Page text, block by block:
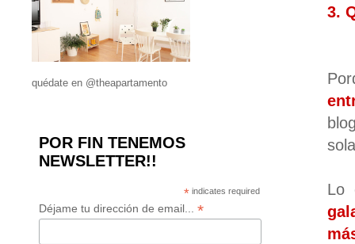
3.
Lo
quédate en @theapartamento
POR FIN TENEMOS
NEWSLETTER!!
* indicates required
Déjame tu dirección de email... *